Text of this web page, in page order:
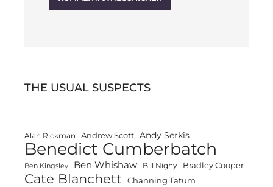
THE USUAL SUSPECTS
Alan Rickman Andrew Scott Andy Serkis
Benedict Cumberbatch
Ben Kingsley Ben Whishaw Bill Nighy Bradley Cooper
Cate Blanchett Channing Tatum